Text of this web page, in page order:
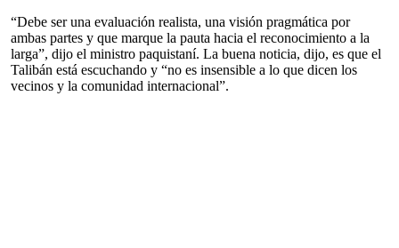
“Debe ser una evaluación realista, una visión pragmática por
ambas partes y que marque la pauta hacia el reconocimiento a la
larga”, dijo el ministro paquistaní. La buena noticia, dijo, es que el
Talibán está escuchando y “no es insensible a lo que dicen los
vecinos y la comunidad internacional”.